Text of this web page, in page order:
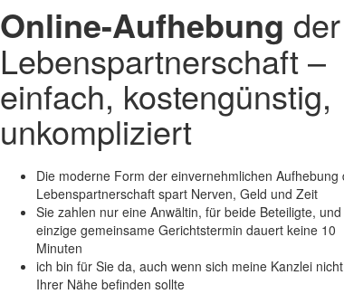
Online-Aufhebung der
Lebenspartnerschaft –
einfach, kostengünstig,
unkompliziert
Die moderne Form der einvernehmlichen Aufhebung
Lebenspartnerschaft spart Nerven, Geld und Zeit
Sie zahlen nur eine Anwältin, für beide Beteiligte,
einzige gemeinsame Gerichtstermin dauert keine 10
Minuten
ich bin für Sie da, auch wenn sich meine Kanzlei
Ihrer Nähe befinden sollte